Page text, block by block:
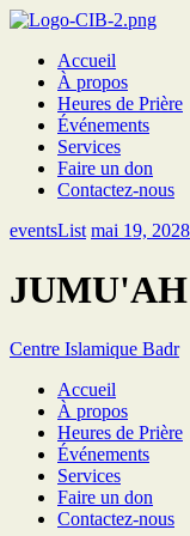
Accueil
À propos
Heures de Prière
Événements
Services
Faire un don
Contactez-nous
eventsList mai 19,
Centre Islamique Badr
Accueil
À propos
Heures de Prière
Événements
Services
Faire un don
Contactez-nous